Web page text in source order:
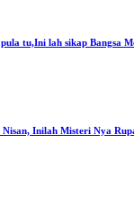
tu,Ini lah sikap Bangsa
Inilah Misteri Nya